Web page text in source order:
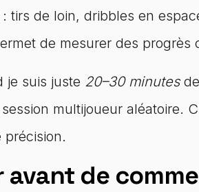
tirs de loin, dribbles en
de mesurer des progrès
je suis juste 20–30 minutes
multijoueur aléatoire.
de